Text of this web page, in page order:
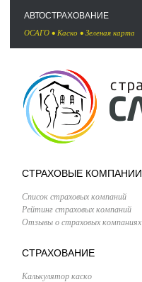
АВТОСТРАХОВАНИЕ
ОСАГО • Каско • Зеленая карта
СТРАХОВЫЕ КОМПАНИИ
Список страховых компаний
Рейтинг страховых компаний
Отзывы о страховых компаниях
СТРАХОВАНИЕ
Калькулятор каско